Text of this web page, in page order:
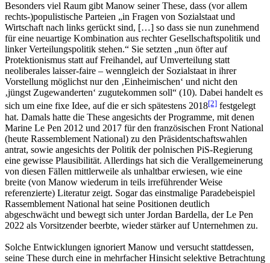
Besonders viel Raum gibt Manow seiner These, dass (vor allem
rechts-)populistische Parteien „in Fragen von Sozialstaat und
Wirtschaft nach links gerückt sind, […] so dass sie nun zunehmend
für eine neuartige Kombination aus rechter Gesellschaftspolitik und
linker Verteilungspolitik stehen.“ Sie setzten „nun öfter auf
Protektionismus statt auf Freihandel, auf Umverteilung statt
neoliberales laisser-faire – wenngleich der Sozialstaat in ihrer
Vorstellung möglichst nur den ‚Einheimischen‘ und nicht den
‚jüngst Zugewanderten‘ zugutekommen soll“ (10). Dabei handelt es
sich um eine fixe Idee, auf die er sich spätestens 2018[2] festgelegt
hat. Damals hatte die These angesichts der Programme, mit denen
Marine Le Pen 2012 und 2017 für den französischen Front National
(heute Rassemblement National) zu den Präsidentschaftswahlen
antrat, sowie angesichts der Politik der polnischen PiS-Regierung
eine gewisse Plausibilität. Allerdings hat sich die Verallgemeinerung
von diesen Fällen mittlerweile als unhaltbar erwiesen, wie eine
breite (von Manow wiederum in teils irreführender Weise
referenzierte) Literatur zeigt. Sogar das einstmalige Paradebeispiel
Rassemblement National hat seine Positionen deutlich
abgeschwächt und bewegt sich unter Jordan Bardella, der Le Pen
2022 als Vorsitzender beerbte, wieder stärker auf Unternehmen zu.
Solche Entwicklungen ignoriert Manow und versucht stattdessen,
seine These durch eine in mehrfacher Hinsicht selektive Betrachtung